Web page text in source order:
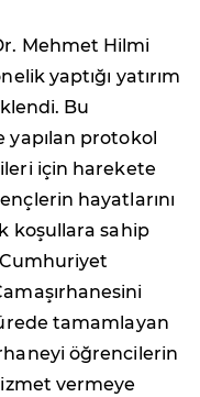
Mehmet Hilmi
yaptığı yatırım
Bu
yapılan protokol
için harekete
hayatlarını
koşullara sahip
tamamlayan
öğrencilerin
vermeye